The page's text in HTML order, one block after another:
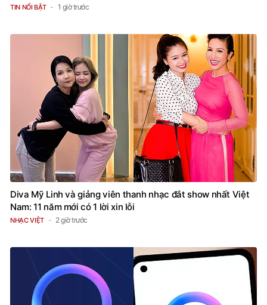
TIN NỔI BẬT 1 giờ trước
Diva Mỹ Linh và giảng viên thanh nhạc đắt show nhất Việt
Nam: 11 năm mới có 1 lời xin lỗi
NHẠC VIỆT 2 giờ trước